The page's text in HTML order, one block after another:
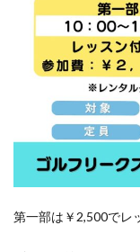
第一部は￥2,500でレ